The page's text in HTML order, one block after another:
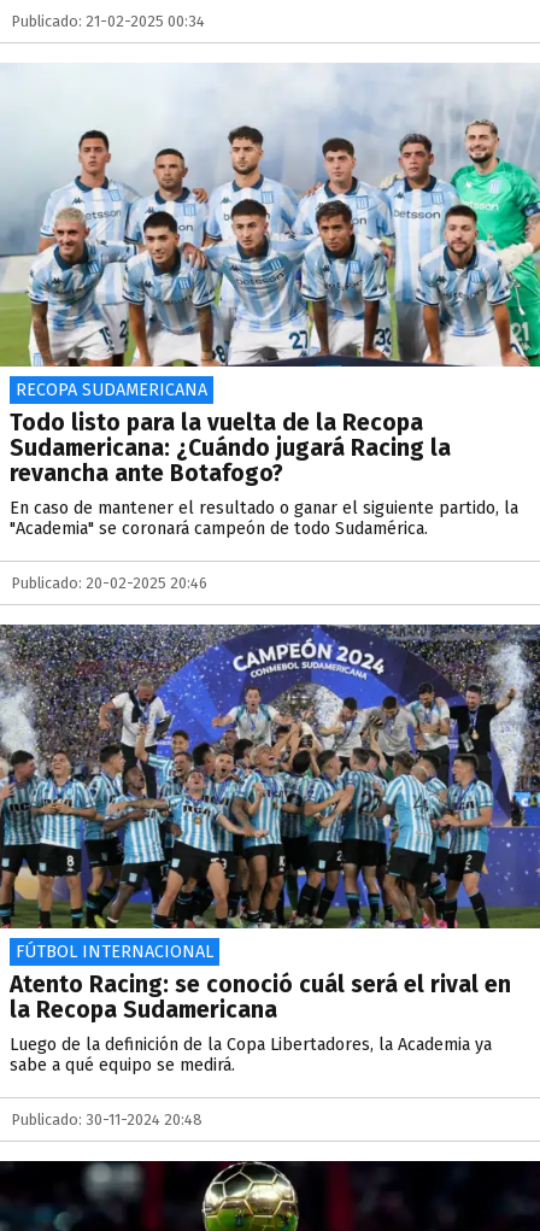
Publicado: 21-02-2025 00:34
RECOPA SUDAMERICANA
Todo listo para la vuelta de la Recopa
Sudamericana: ¿Cuándo jugará Racing la
revancha ante Botafogo?
En caso de mantener el resultado o ganar el siguiente partido, la
"Academia" se coronará campeón de todo Sudamérica.
Publicado: 20-02-2025 20:46
FÚTBOL INTERNACIONAL
Atento Racing: se conoció cuál será el rival en
la Recopa Sudamericana
Luego de la definición de la Copa Libertadores, la Academia ya
sabe a qué equipo se medirá.
Publicado: 30-11-2024 20:48